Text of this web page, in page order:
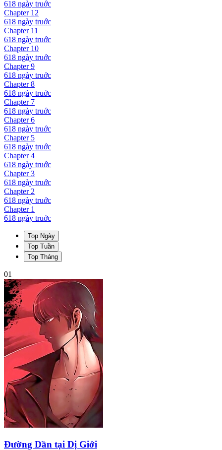
618 ngày truớc
Chapter 12
618 ngày truớc
Chapter 11
618 ngày truớc
Chapter 10
618 ngày truớc
Chapter9
618 ngày truớc
Chapter8
618 ngày truớc
Chapter 7
618 ngày truớc
Chapter6
618 ngày truớc
Chapter 5
618 ngày truớc
Chapter4
618 ngày truớc
Chapter3
618 ngày truớc
Chapter 2
618 ngày truớc
Chapter 1
618 ngày truớc
Top Ngày
Top Tuần
Top Tháng
01
Đường Dần tại Dị Giới